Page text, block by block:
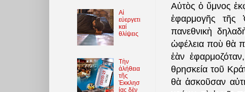
Αὐτὸς ὁ ὕμνος
ἐφαρμογῆς τῆς
πανεθνικὴ
ὠφέλεια ποὺ θὰ
ἐὰν
θρησκεία τοῦ
θὰ ἀσκοῦσαν
Αἱ
εὐεργετι
καί
θλίψεις
Τὴν
ἀλήθεια
τῆς
Ἐκκλησ
ίας δὲν